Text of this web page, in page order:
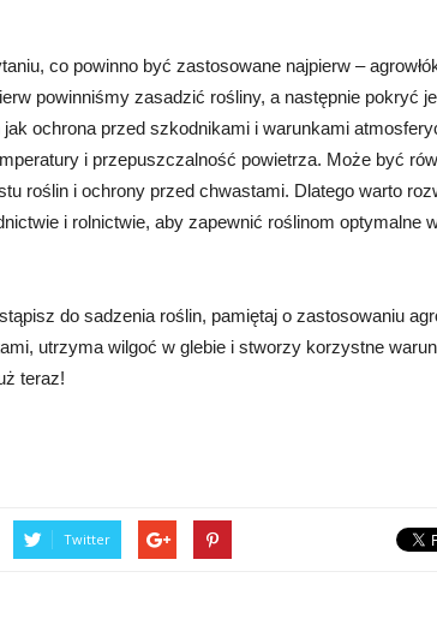
co powinno być zastosowane najpierw –
powinniśmy zasadzić rośliny, a następnie pokryć je
jak ochrona przed szkodnikami i warunkami
i przepuszczalność powietrza. Może być
roślin i ochrony przed chwastami. Dlatego warto
i rolnictwie, aby zapewnić roślinom optymalne
do sadzenia roślin, pamiętaj o zastosowaniu
utrzyma wilgoć w glebie i stworzy korzystne
teraz!
Twitter